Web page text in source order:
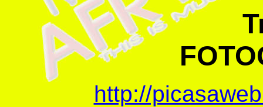
http://